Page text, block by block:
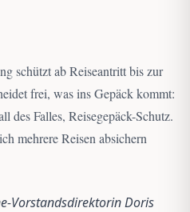
schützt ab Reiseantritt bis zur
frei, was ins Gepäck kommt:
des Falles, Reisegepäck-Schutz.
mehrere Reisen absichern
Vorstandsdirektorin Doris